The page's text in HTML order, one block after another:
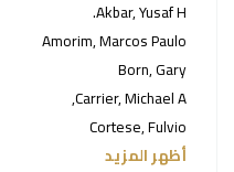
Akbar, Yusaf H.
Amorim, Marcos Paulo
Born, Gary
Carrier, Michael A,
Cortese, Fulvio
أظهر المزيد